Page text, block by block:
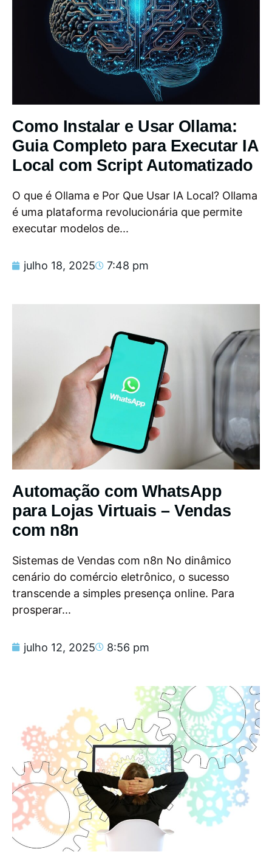
Como Instalar e Usar Ollama:
Guia Completo para Executar IA
Local com Script Automatizado
O que é Ollama e Por Que Usar IA Local? Ollama
é uma plataforma revolucionária que permite
executar modelos de...
julho 18, 2025 7:48 pm
Automação com WhatsApp
para Lojas Virtuais – Vendas
com n8n
Sistemas de Vendas com n8n No dinâmico
cenário do comércio eletrônico, o sucesso
transcende a simples presença online. Para
prosperar...
julho 12, 2025 8:56 pm